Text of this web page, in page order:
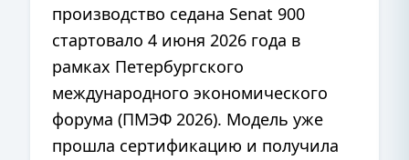
производство седана Senat 900
стартовало 4 июня 2026 года в
рамках Петербургского
международного экономического
форума (ПМЭФ 2026). Модель уже
прошла сертификацию и получила